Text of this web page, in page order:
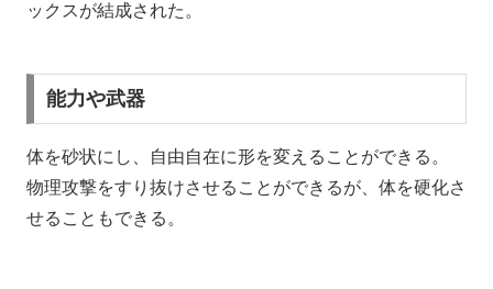
ックスが結成された。
能力や武器
体を砂状にし、自由自在に形を変えることができる。
物理攻撃をすり抜けさせることができるが、体を硬化さ
せることもできる。